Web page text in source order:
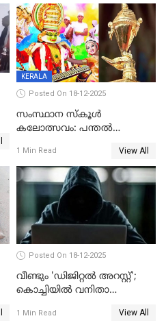
KERALA
Posted On 18-12-2025
സംസ്ഥാന സ്കൂൾ
കലോത്സവം: പന്തൽ
1 Min Read View All
Posted On 18-12-2025
വീണ്ടും 'ഡിജിറ്റല്‍ അറസ്റ്റ്';
കൊച്ചിയില്‍ വനിതാ
കോടി രൂപ
1 Min Read View All